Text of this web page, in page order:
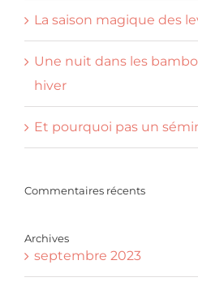
La saison magique des
Une nuit dans les
hiver
Et pourquoi pas un
Commentaires récents
Archives
septembre 2023